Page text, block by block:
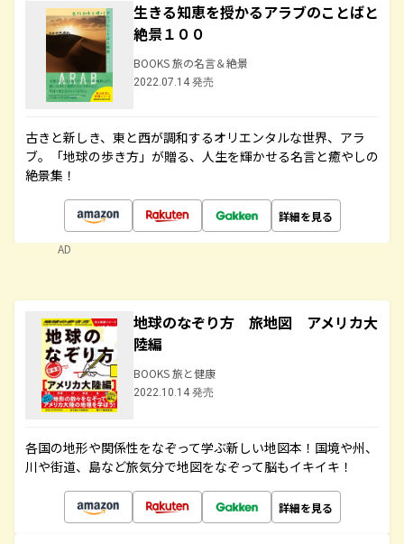
生きる知恵を授かるアラブのことばと
絶景１００
BOOKS 旅の名言＆絶景
2022.07.14 発売
古きと新しき、東と西が調和するオリエンタルな世界、アラ
ブ。「地球の歩き方」が贈る、人生を輝かせる名言と癒やしの
絶景集！
詳細を見る
AD
地球のなぞり方 旅地図 アメリカ大
陸編
BOOKS 旅と健康
2022.10.14 発売
各国の地形や関係性をなぞって学ぶ新しい地図本！国境や州、
川や街道、島など旅気分で地図をなぞって脳もイキイキ！
詳細を見る